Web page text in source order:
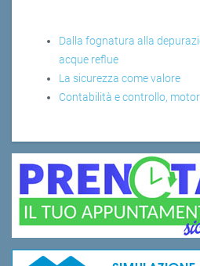
Dalla fognatura alla
acque reflue
La sicurezza come valore
Contabilità e controllo,